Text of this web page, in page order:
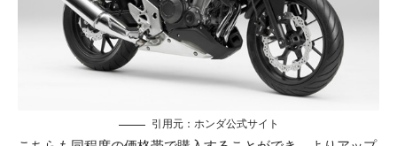
引用元： ホンダ公式サイト